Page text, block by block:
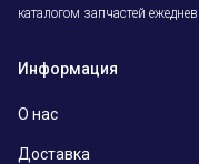
каталогом запчастей
Информация
О нас
Доставка